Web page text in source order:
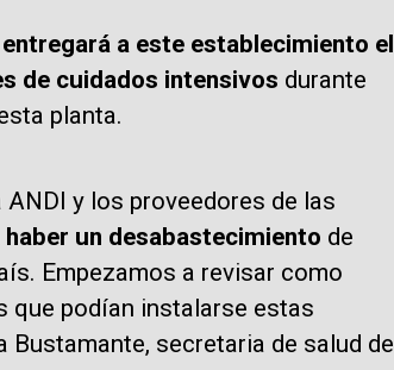
entregará a este establecimiento el
de cuidados intensivos durante
planta.
y los proveedores de las
un desabastecimiento de
Empezamos a revisar como
que podían instalarse estas
Bustamante, secretaria de salud de